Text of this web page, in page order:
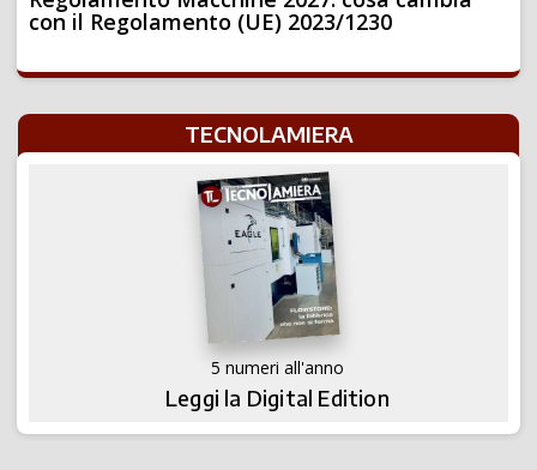
con il Regolamento (UE) 2023/1230
TECNOLAMIERA
5 numeri all'anno
Leggi la Digital Edition